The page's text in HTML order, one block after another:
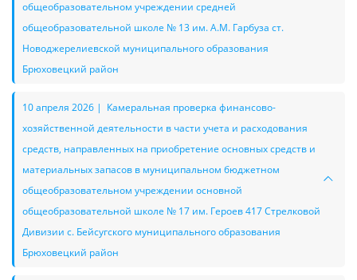
общеобразовательном учреждении средней
общеобразовательной школе № 13 им. А.М. Гарбуза ст.
Новоджерелиевской муниципального образования
Брюховецкий район
10 апреля 2026 | Камеральная проверка финансово-
хозяйственной деятельности в части учета и расходования
средств, направленных на приобретение основных средств и
материальных запасов в муниципальном бюджетном
общеобразовательном учреждении основной
общеобразовательной школе № 17 им. Героев 417 Стрелковой
Дивизии с. Бейсугского муниципального образования
Брюховецкий район